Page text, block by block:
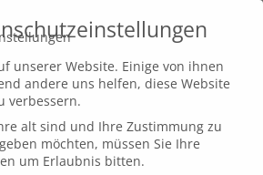
Home
Leistungen
Projekte
Wir
unserer Website. Einige von ihnen
andere uns helfen, diese Website
verbessern.
alt sind und Ihre Zustimmung zu
möchten, müssen Sie Ihre
um Erlaubnis bitten.